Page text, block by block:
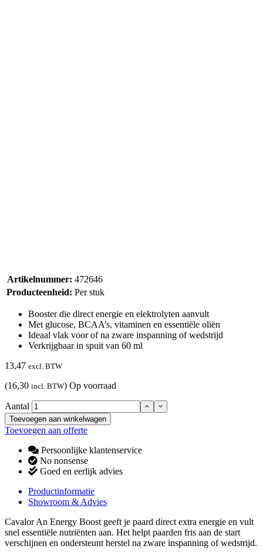
Artikelnummer: 472646
Producteenheid: Per stuk
Booster die direct energie en elektrolyten aanvult
Met glucose, BCAA’s, vitaminen en essentiële oliën
Ideaal vlak voor of na zware inspanning of wedstrijd
Verkrijgbaar in spuit van 60 ml
13,47 excl. BTW
(16,30 incl. BTW) Op voorraad
Aantal
Toevoegen aan winkelwagen
Toevoegen aan offerte
Persoonlijke klantenservice
No nonsense
Goed en eerlijk advies
Productinformatie
Showroom & Advies
Cavalor An Energy Boost geeft je paard direct extra energie en vult
snel essentiële nutriënten aan. Het helpt paarden fris aan de start
verschijnen en ondersteunt herstel na zware inspanning of wedstrijd.